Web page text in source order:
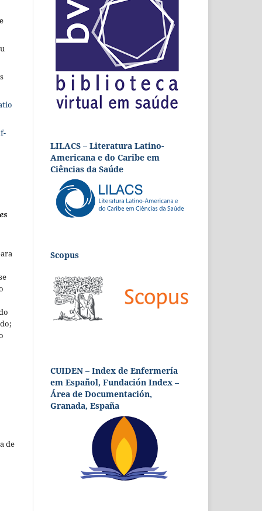
de
LILACS – Literatura Latino-
Americana e do Caribe em
Ciências da Saúde
Scopus
CUIDEN – Index de Enfermería
em Español, Fundación Index –
Área de Documentación,
Granada, España